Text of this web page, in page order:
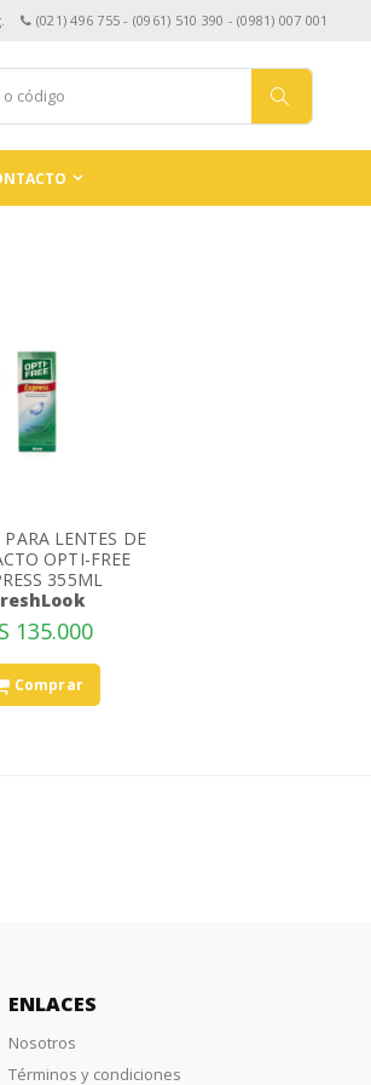
(021) 496 755 - (0961) 510 390 - (0981) 007 001
LENTES DE
OPTI-FREE
355ML
135.000
Comprar
ENLACES
Nosotros
Términos y condiciones